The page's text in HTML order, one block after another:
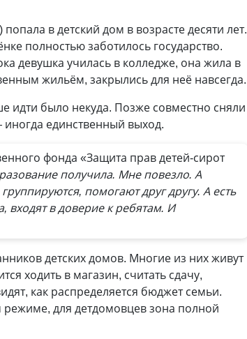
в детский дом в возрасте десяти лет.
полностью заботилось государство.
девушка училась в колледже, она жила в
жильём, закрылись для неё навсегда.
идти было некуда. Позже совместно сняли
единственный выход.
фонда «Защита прав детей-сирот
получила. Мне повезло. А
помогают друг другу. А есть
входят в доверие к ребятам. И
детских домов. Многие из них живут
ходить в магазин, считать сдачу,
как распределяется бюджет семьи.
для детдомовцев зона полной